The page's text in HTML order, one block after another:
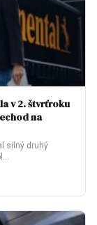
v 2. štvrťroku
na
silný druhý